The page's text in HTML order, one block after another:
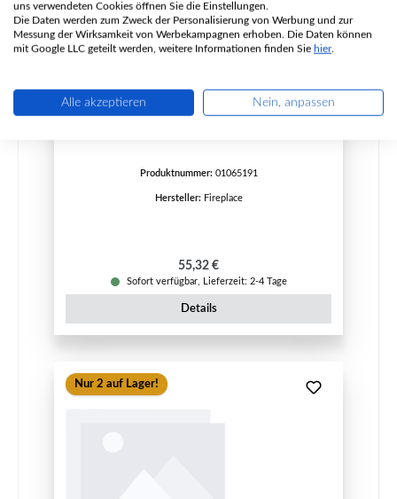
Fireplace Teraga Seitenstein rechts
Produktnummer: 01065191
Hersteller: Fireplace
Regulärer Preis:
55,32 €
Sofort verfügbar, Lieferzeit: 2-4 Tage
Details
Nur 2 auf Lager!
uns verwendeten Cookies öffnen Sie die Einstellungen.
Die Daten werden zum Zweck der Personalisierung von Werbung und zur
Messung der Wirksamkeit von Werbekampagnen erhoben. Die Daten können
mit Google LLC geteilt werden, weitere Informationen finden Sie hier.
Alle akzeptieren Nein, anpassen